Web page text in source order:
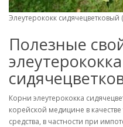
Элеутерококк
Полезные
элеутерококка
Корни элеутерококка
корейской медицине в
средства, в частности при